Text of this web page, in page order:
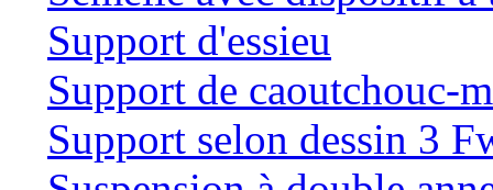
Support d'essieu
Support de caoutchouc-
Support selon dessin 3